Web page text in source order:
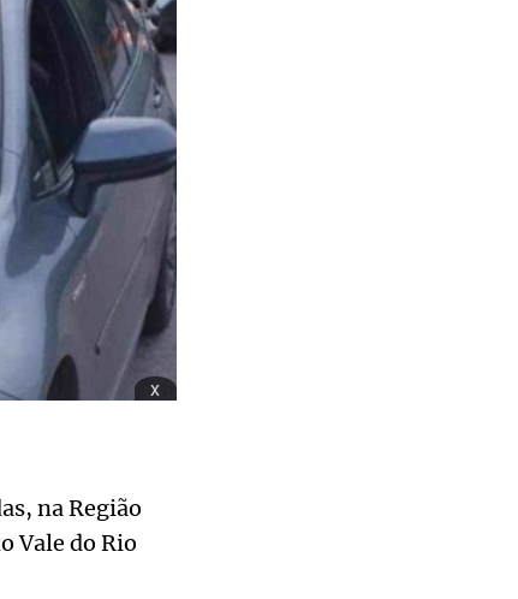
x
na Região
Vale do Rio